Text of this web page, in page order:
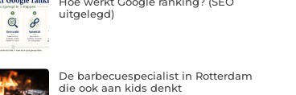
uitgelegd)
De barbecuespecialist in Rotterdam
die ook aan kids denkt